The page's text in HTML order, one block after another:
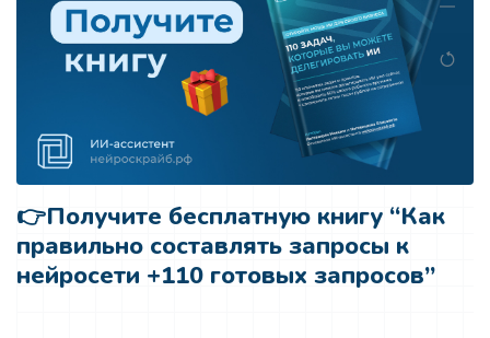
👉Получите бесплатную книгу “Как
правильно составлять запросы к
нейросети +110 готовых запросов”